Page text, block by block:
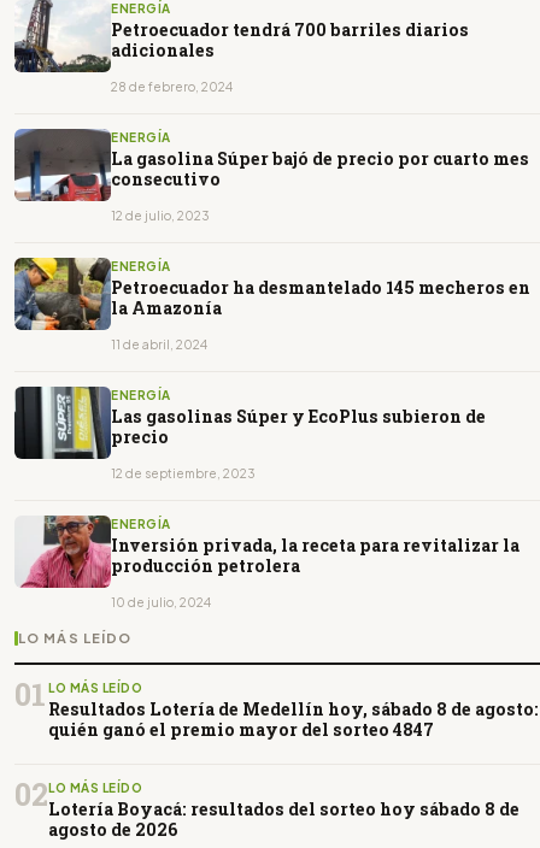
ENERGÍA
Petroecuador tendrá 700 barriles diarios
adicionales
28 de febrero, 2024
ENERGÍA
La gasolina Súper bajó de precio por cuarto mes
consecutivo
12 de julio, 2023
ENERGÍA
Petroecuador ha desmantelado 145 mecheros en
la Amazonía
11 de abril, 2024
ENERGÍA
Las gasolinas Súper y EcoPlus subieron de
precio
12 de septiembre, 2023
ENERGÍA
Inversión privada, la receta para revitalizar la
producción petrolera
10 de julio, 2024
LO MÁS LEÍDO
01 LO MÁS LEÍDO
Resultados Lotería de Medellín hoy, sábado 8 de agosto:
quién ganó el premio mayor del sorteo 4847
02LO MÁS LEÍDO
Lotería Boyacá: resultados del sorteo hoy sábado 8 de
agosto de 2026